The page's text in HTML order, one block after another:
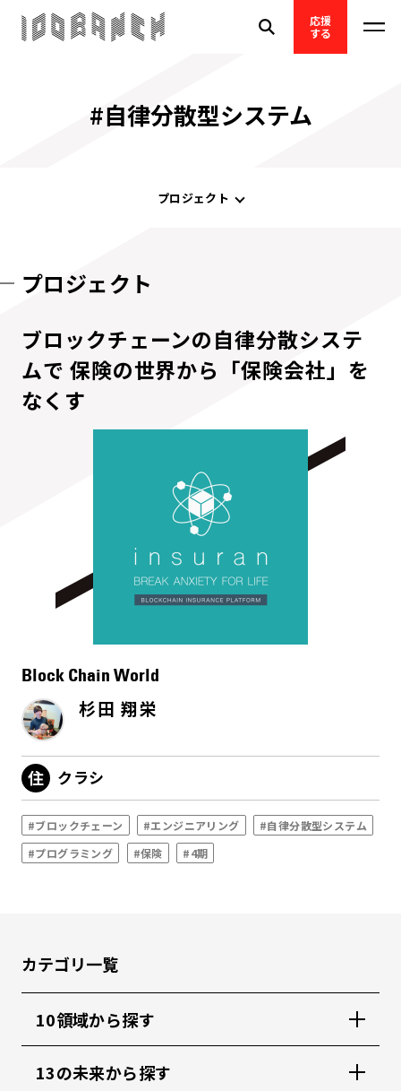
応援
する
#自律分散型システム
プロジェクト
プロジェクト
ブロックチェーンの自律分散システ
ムで 保険の世界から「保険会社」を
なくす
Block Chain World
杉田 翔栄
クラシ
#ブロックチェーン #エンジニアリング
#自律分散型システム
#プログラミング
#保険 #4期
カテゴリ一覧
10領域から探す
13の未来から探す